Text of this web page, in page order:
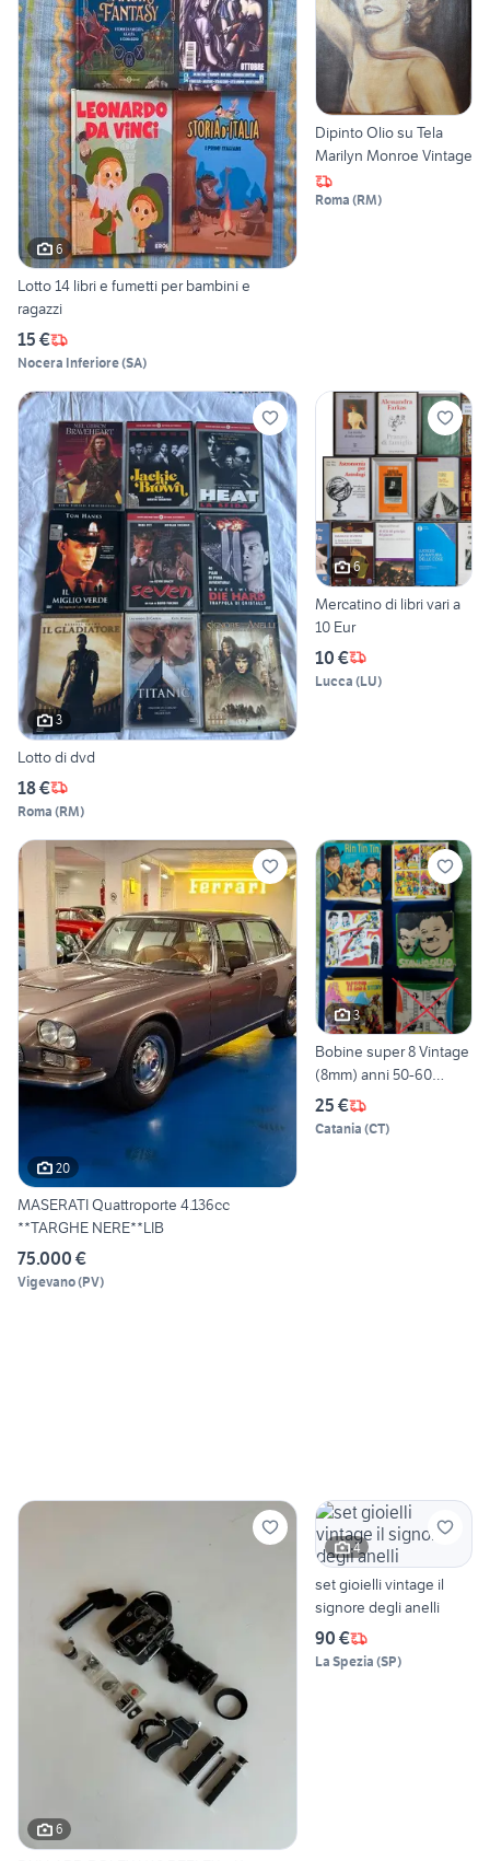
6
Lotto 14 libri e fumetti per bambini e
ragazzi
15 €
Nocera Inferiore(SA)
Dipinto Olio su Tela
Marilyn Monroe Vintage
Roma (RM)
3
Lotto di dvd
18 €
Roma (RM)
6
Mercatino di libri vari a
10 Eur
10 €
Lucca (LU)
20
MASERATI Quattroporte 4.136cc
**TARGHE NERE**LIB
75.000 €
Vigevano(PV)
3
Bobine super 8 Vintage
(8mm) anni 50-60
(Catania)
25 €
Catania (CT)
6
4
set gioielli vintage il
signore degli anelli
90 €
La Spezia (SP)